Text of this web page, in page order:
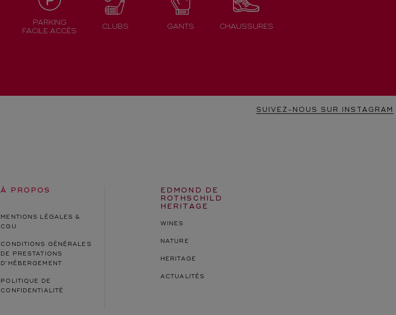
PARKING
FACILE ACCÈS
CLUBS GANTS CHAUSSURES
SUIVEZ-NOUS SUR INSTAGRAM
À PROPOS
MENTIONS LÉGALES &
CGU
CONDITIONS GÉNÉRALES
DE PRESTATIONS
D’HÉBERGEMENT
POLITIQUE DE
CONFIDENTIALITÉ
EDMOND DE
ROTHSCHILD
HERITAGE
WINES
NATURE
HERITAGE
ACTUALITÉS